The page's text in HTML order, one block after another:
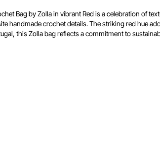
Bag by Zolla in vibrant Red is a celebration
crochet details. The striking red hue
this Zolla bag reflects a commitment to